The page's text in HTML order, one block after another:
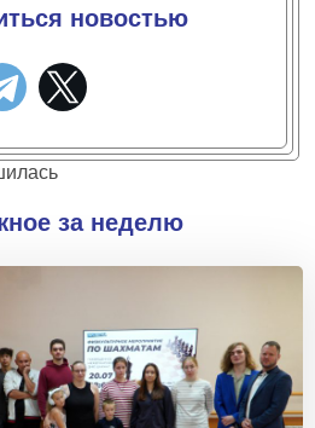
новостью
за неделю